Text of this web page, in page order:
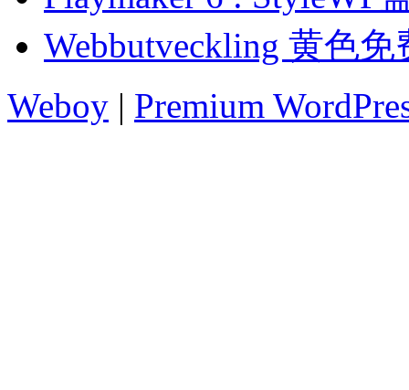
Webbutveckling 黄色免
Weboy | Premium